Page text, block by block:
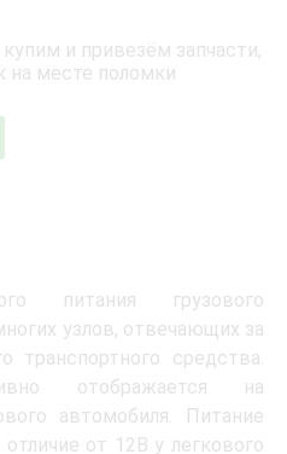
и привезём запчасти,
на месте поломки
питания грузового
узлов, отвечающих за
транспортного средства.
отображается на
автомобиля. Питание
от 12В у легкового